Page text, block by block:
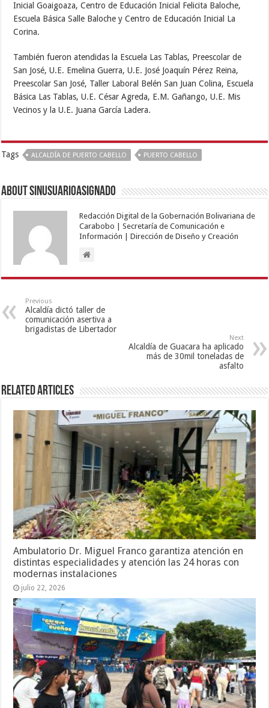
Inicial Goaigoaza, Centro de Educación Inicial Felicita Baloche,
Escuela Básica Salle Baloche y Centro de Educación Inicial La
Corina.
También fueron atendidas la Escuela Las Tablas, Preescolar de
San José, U.E. Emelina Guerra, U.E. José Joaquín Pérez Reina,
Preescolar San José, Taller Laboral Belén San Juan Colina, Escuela
Básica Las Tablas, U.E. César Agreda, E.M. Gañango, U.E. Mis
Vecinos y la U.E. Juana García Ladera.
Tags ALCALDÍA DE PUERTO CABELLO PUERTO CABELLO
About sinusuarioasignado
Redacción Digital de la Gobernación Bolivariana de
Carabobo | Secretaría de Comunicación e
Información | Dirección de Diseño y Creación
Previous
Alcaldía dictó taller de
comunicación asertiva a
brigadistas de Libertador
Next
Alcaldía de Guacara ha aplicado
más de 30mil toneladas de
asfalto
Related Articles
Ambulatorio Dr. Miguel Franco garantiza atención en
distintas especialidades y atención las 24 horas con
modernas instalaciones
julio 22, 2026